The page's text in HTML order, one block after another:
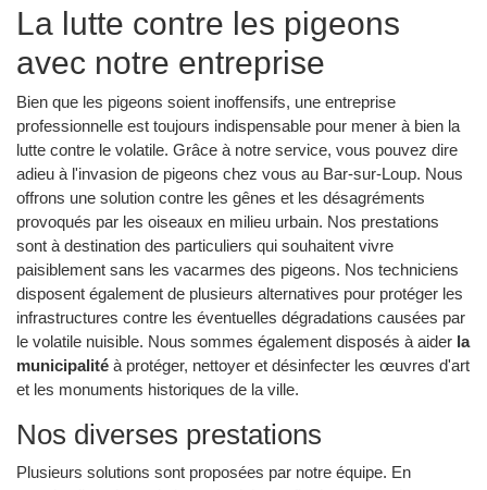
La lutte contre les pigeons
avec notre entreprise
Bien que les pigeons soient inoffensifs, une entreprise
professionnelle est toujours indispensable pour mener à bien la
lutte contre le volatile. Grâce à notre service, vous pouvez dire
adieu à l'invasion de pigeons chez vous au Bar-sur-Loup. Nous
offrons une solution contre les gênes et les désagréments
provoqués par les oiseaux en milieu urbain. Nos prestations
sont à destination des particuliers qui souhaitent vivre
paisiblement sans les vacarmes des pigeons. Nos techniciens
disposent également de plusieurs alternatives pour protéger les
infrastructures contre les éventuelles dégradations causées par
le volatile nuisible. Nous sommes également disposés à aider la
municipalité à protéger, nettoyer et désinfecter les œuvres d'art
et les monuments historiques de la ville.
Nos diverses prestations
Plusieurs solutions sont proposées par notre équipe. En